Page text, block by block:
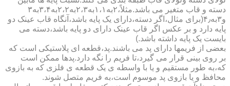
دسته و قاب متغیر می باشد.مثلاً،۲به۱،۱به۲،۳به۲،۲به۳،۴به۳
و۳به۴٫(برای مثال،اگر دسته،دارای یک پایه باشد،آنگاه قاب عینک دو
پایه دارد و بر عکس اگر قاب عینک دارای دو پایه باشد،دسته می
بایست یک پایه داشته باشد.)
بعضی از فریمها دارای پد می باشند.پد،قطعه ای پلاستیکی است که
بر روی بینی قرار می گیرد،تا فریم را نگه دارد.پدها ممکن است
که،به طور مستقیم و یا با واسطه ی یک قطعه ی فلزی که به بازوی
محافظ و یا بازوی پد موسوم است،به فریم متصل شوند.